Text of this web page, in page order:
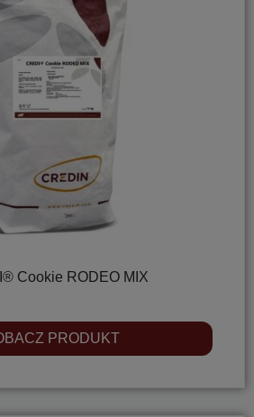
Cookie RODEO MIX
PRODUKT